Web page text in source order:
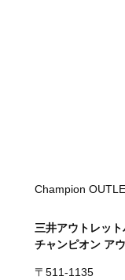
Champion
三井アウトレッ
チャンピオン ア
〒511-1135